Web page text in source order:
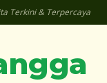
Terkini & Terpercaya